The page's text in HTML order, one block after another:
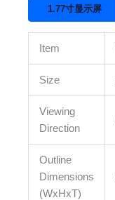
1.77寸显示屏
Item
Size
Viewing
Direction
Outline
Dimensions
(WxHxT)